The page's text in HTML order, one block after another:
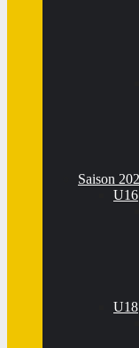
Saison
U16
U18